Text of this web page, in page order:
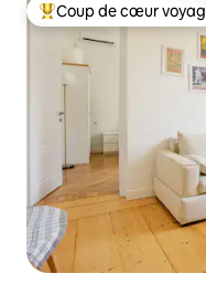
Coup de cœur
Coup de cœur